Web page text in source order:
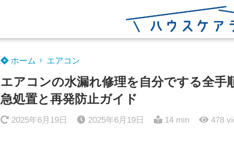
ホーム エアコン
エアコンの水漏れ修理を自分でする全手
急処置と再発防止ガイド
2025年6月19日 2025年6月19日 14 min 478